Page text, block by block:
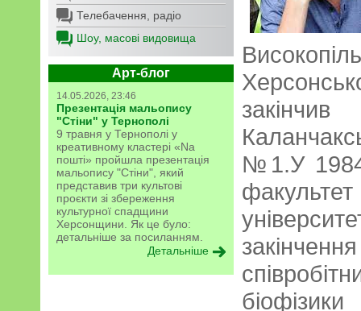
Телебачення, радіо
Шоу, масові видовища
Арт-блог
14.05.2026, 23:46
Презентація мальопису
"Стіни" у Тернополі
9 травня у Тернополі у
креативному кластері «Na
пошті» пройшла презентація
мальопису "Стіни", який
представив три культові
проєкти зі збереження
культурної спадщини
Херсонщини. Як це було:
детальніше за посиланням.
Детальніше
№1.У 1984